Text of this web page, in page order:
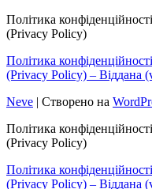
Політика
(Privacy Policy)
Політика
(Privacy Policy) – Віддана
Neve | Створено на
Політика
(Privacy Policy)
Політика
(Privacy Policy) – Віддана